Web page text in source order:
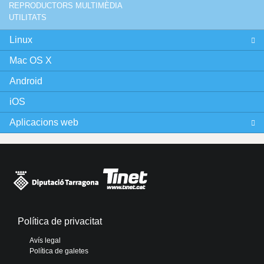
REPRODUCTORS MULTIMÈDIA
UTILITATS
Linux
Mac OS X
Android
iOS
Aplicacions web
Política de privacitat
Avís legal
Política de galetes